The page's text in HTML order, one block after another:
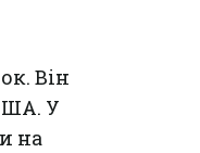
Він
У
на